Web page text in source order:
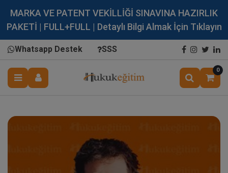
MARKA VE PATENT VEKİLLİĞİ SINAVINA HAZIRLIK
PAKETİ | FULL+FULL | Detaylı Bilgi Almak İçin Tıklayın
Whatsapp Destek SSS
0